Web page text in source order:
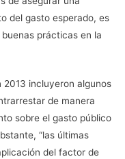
del gasto esperado, es
prácticas en la
2013 incluyeron algunos
de manera
sobre el gasto público
“las últimas
del factor de